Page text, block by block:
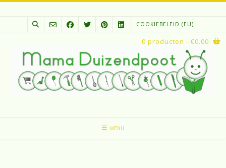
Spring
COOKIEBELEID (EU)
MENU
0 producten - €0.00